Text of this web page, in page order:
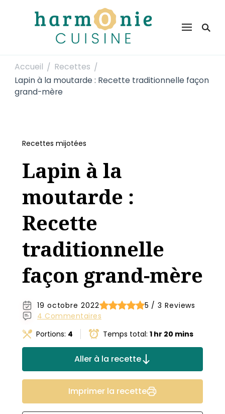
Harmonie Cuisine
Accueil / Recettes /
Lapin à la moutarde : Recette traditionnelle façon
grand-mère
Recettes mijotées
Lapin à la
moutarde :
Recette
traditionnelle
façon grand-mère
19 octobre 2022
5 / 3 Reviews
4 Commentaires
Portions: 4 Temps total: 1 hr 20 mins
Aller à la recette
Imprimer la recette